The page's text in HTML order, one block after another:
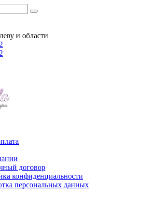
и области
договор
конфиденциальности
персональных данных